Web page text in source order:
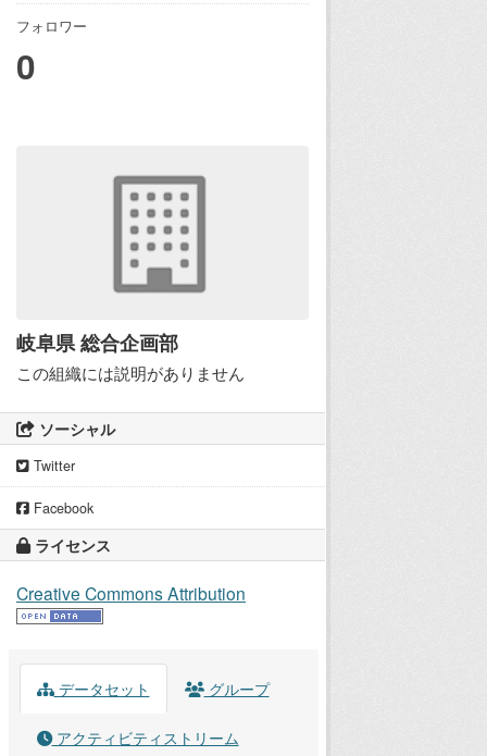
フォロワー
0
岐阜県 総合企画部
この組織には説明がありません
ソーシャル
Twitter
Facebook
ライセンス
Creative Commons Attribution
データセット グループ
アクティビティストリーム